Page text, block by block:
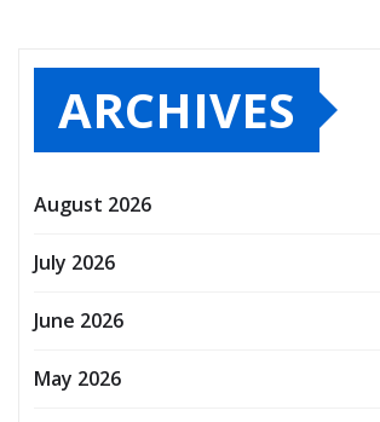
ARCHIVES
August 2026
July 2026
June 2026
May 2026